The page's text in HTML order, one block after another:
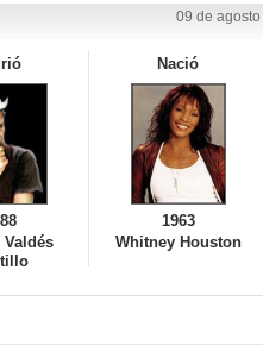
09 de agosto
Valdés
Nació
1963
Whitney Houston